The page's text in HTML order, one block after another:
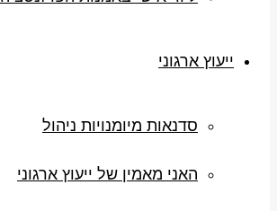
ייעוץ ארגוני
סדנאות מיומנויות ניהול
האני מאמין של ייעוץ ארגוני